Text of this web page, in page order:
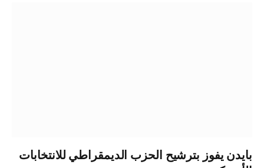
بايدن يفوز بترشيح الحزب الديمقراطي للانتخابات